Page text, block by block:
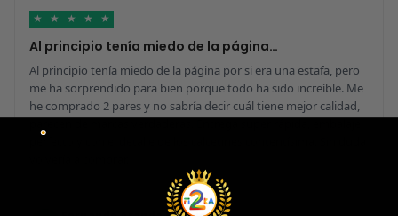
★ ★ ★ ★ ★
Al principio tenía miedo de la página…
Al principio tenía miedo de la página por si era una estafa, pero
me ha sorprendido para bien porque todo ha sido increíble. Me
he comprado 2 pares y no sabría decir cuál tiene mejor calidad,